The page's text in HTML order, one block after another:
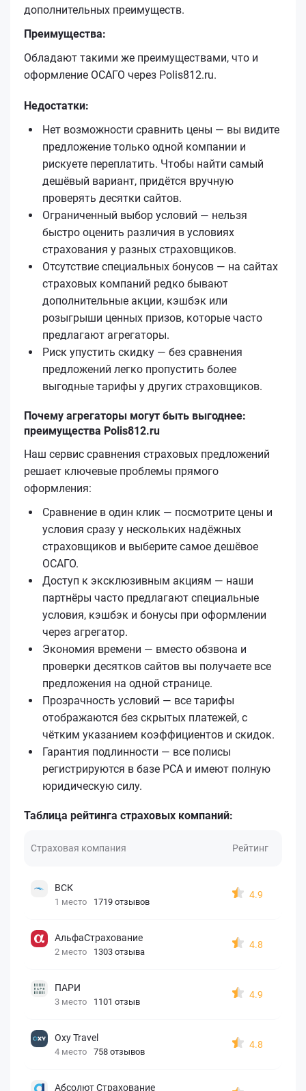
дополнительных преимуществ.
Преимущества:
Обладают такими же преимуществами, что и
оформление ОСАГО через Polis812.ru.
Недостатки:
Нет возможности сравнить цены — вы видите
предложение только одной компании и
рискуете переплатить. Чтобы найти самый
дешёвый вариант, придётся вручную
проверять десятки сайтов.
Ограниченный выбор условий — нельзя
быстро оценить различия в условиях
страхования у разных страховщиков.
Отсутствие специальных бонусов — на сайтах
страховых компаний редко бывают
дополнительные акции, кэшбэк или
розыгрыши ценных призов, которые часто
предлагают агрегаторы.
Риск упустить скидку — без сравнения
предложений легко пропустить более
выгодные тарифы у других страховщиков.
Почему агрегаторы могут быть выгоднее:
преимущества Polis812.ru
Наш сервис сравнения страховых предложений
решает ключевые проблемы прямого
оформления:
Сравнение в один клик — посмотрите цены и
условия сразу у нескольких надёжных
страховщиков и выберите самое дешёвое
ОСАГО.
Доступ к эксклюзивным акциям — наши
партнёры часто предлагают специальные
условия, кэшбэк и бонусы при оформлении
через агрегатор.
Экономия времени — вместо обзвона и
проверки десятков сайтов вы получаете все
предложения на одной странице.
Прозрачность условий — все тарифы
отображаются без скрытых платежей, с
чётким указанием коэффициентов и скидок.
Гарантия подлинности — все полисы
регистрируются в базе РСА и имеют полную
юридическую силу.
Таблица рейтинга страховых компаний:
Страховая компания Рейтинг
ВСК
1 место 1719 отзывов
4.9
АльфаСтрахование
2 место 1303 отзыва
4.8
ПАРИ
3 место 1101 отзыв
4.9
Oxy Travel
4 место 758 отзывов
4.8
Абсолют Страхование